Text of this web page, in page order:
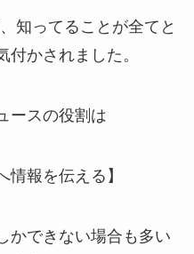
知ってることが全てと
かされました。
ースの役割は
情報を伝える】
かできない場合も多い